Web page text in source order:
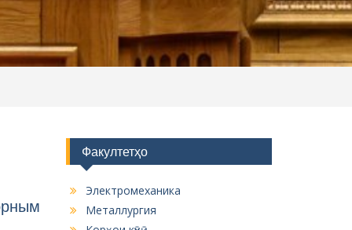
Факултетҳо
Электромеханика
Металлургия